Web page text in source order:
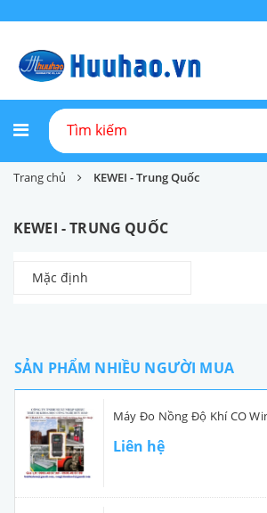
Trang chủ KEWEI - Trung Quốc
KEWEI - TRUNG QUỐC
Mặc định
SẢN PHẨM NHIỀU NGƯỜI MUA
Máy Đo Nồng Độ Khí CO
Liên hệ